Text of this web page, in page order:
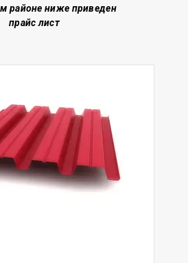
районе ниже приведен
прайс лист